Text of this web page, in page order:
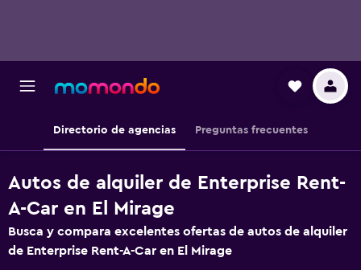
Directorio de agencias Preguntas frecuentes
Autos de alquiler de Enterprise Rent-
A-Car en El Mirage
Busca y compara excelentes ofertas de autos de alquiler
de Enterprise Rent-A-Car en El Mirage